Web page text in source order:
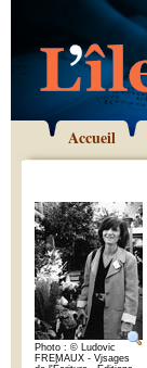
Accueil
Photo : © Ludovic
FREMAUX - Visages